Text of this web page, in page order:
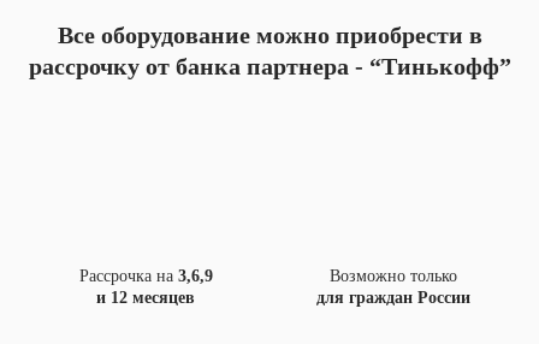
Все оборудование можно приобрести в
рассрочку от банка партнера - “Тинькофф”
Рассрочка на 3,6,9
и 12 месяцев
Возможно только
для граждан России